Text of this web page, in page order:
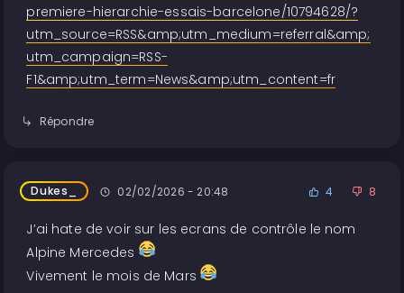
premiere-hierarchie-essais-barcelone/10794628/?
utm_source=RSS&amp;utm_medium=referral&amp;
utm_campaign=RSS-
F1&amp;utm_term=News&amp;utm_content=fr
Répondre
Dukes_ 02/02/2026 - 20:48 4 8
J’ai hate de voir sur les ecrans de contrôle le nom
Alpine Mercedes
Vivement le mois de Mars